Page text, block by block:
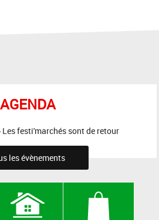
AGENDA
festi'marchés sont de retour
les évènements